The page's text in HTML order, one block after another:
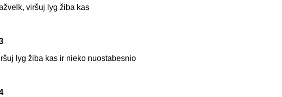
viršuj lyg žiba kas
lyg žiba kas ir nieko nuostabesnio